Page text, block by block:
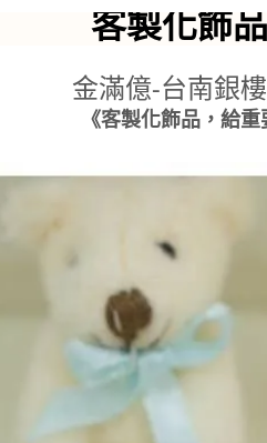
客製化飾
金滿億-台南銀
《客製化飾品，給